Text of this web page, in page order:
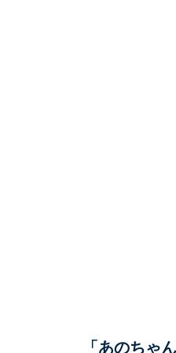
「あのちゃ